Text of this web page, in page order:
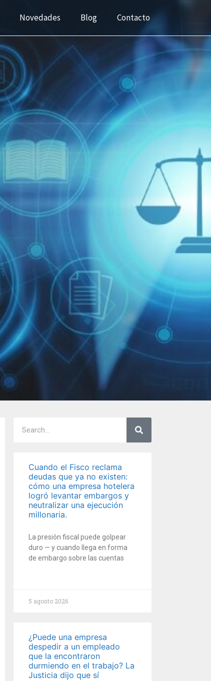
Novedades Blog Contacto
Cuando el Fisco reclama
deudas que ya no existen:
cómo una empresa hotelera
logró levantar embargos y
neutralizar una ejecución
millonaria.
La presión fiscal puede golpear
duro — y cuando llega en forma
de embargo sobre las cuentas
5 agosto 2026
¿Puede una empresa
despedir a un empleado
que la encontraron
durmiendo en el trabajo? La
Justicia dijo que sí